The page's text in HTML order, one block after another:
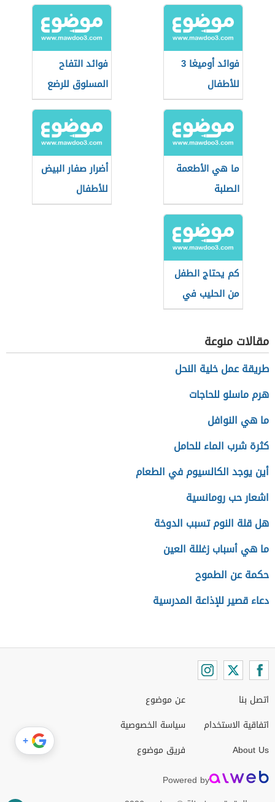
فوائد أوميغا 3
للأطفال
فوائد التفاح
المسلوق للرضع
ما هي الأطعمة
الصلبة
أضرار صفار البيض
للأطفال
كم يحتاج الطفل
من الحليب في
عمر الشهر
مقالات منوعة
طريقة عمل خلية النحل
هرم ماسلو للحاجات
ما هي النوافل
كثرة شرب الماء للحامل
أين يوجد الكالسيوم في الطعام
اشعار حب رومانسية
هل قلة النوم تسبب الدوخة
ما هي أسباب زغللة العين
حكمة عن الطموح
دعاء قصير للإذاعة المدرسية
اتصل بنا
اتفاقية الاستخدام
About Us
عن موضوع
سياسة الخصوصية
فريق موضوع
Powered by
+